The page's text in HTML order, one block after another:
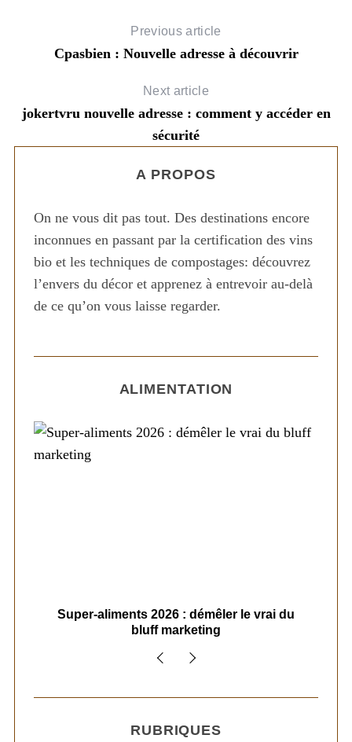
Previous article
Cpasbien : Nouvelle adresse à découvrir
Next article
jokertvru nouvelle adresse : comment y accéder en
sécurité
A PROPOS
On ne vous dit pas tout. Des destinations encore
inconnues en passant par la certification des vins
bio et les techniques de compostages: découvrez
l’envers du décor et apprenez à entrevoir au-delà
de ce qu’on vous laisse regarder.
ALIMENTATION
Super-aliments 2026 : démêler le vrai du
bluff marketing
RUBRIQUES